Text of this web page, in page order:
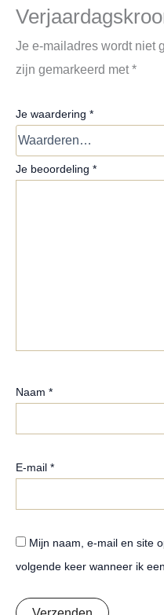
Je e-mailadres wordt niet
zijn gemarkeerd met*
Je waardering *
Je beoordeling *
Naam *
E-mail *
Mijn naam, e-mail en site
volgende keer wanneer ik